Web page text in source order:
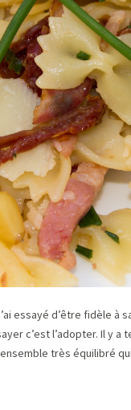
essayé d’être fidèle
c’est l’adopter. Il y a
très équilibré